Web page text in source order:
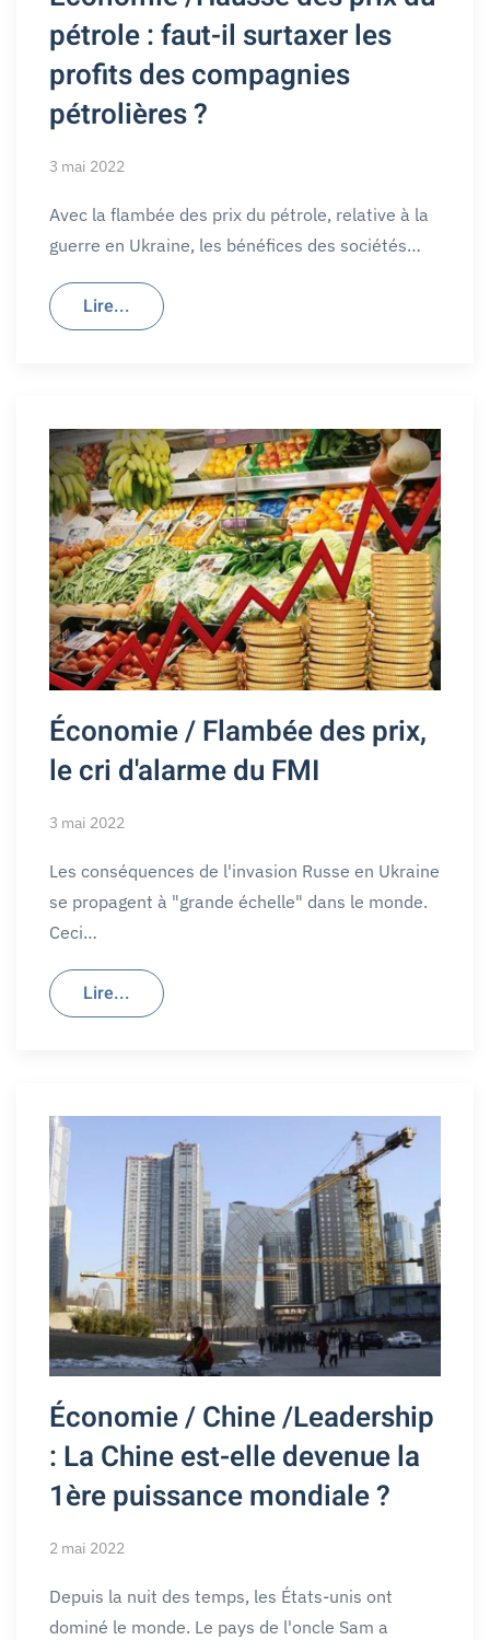
pétrole : faut-il surtaxer les
profits des compagnies
pétrolières ?
3 mai 2022
Avec la flambée des prix du pétrole, relative à la
guerre en Ukraine, les bénéfices des sociétés…
Lire...
Économie / Flambée des prix,
le cri d'alarme du FMI
3 mai 2022
Les conséquences de l'invasion Russe en Ukraine
se propagent à "grande échelle" dans le monde.
Ceci…
Lire...
Économie / Chine /Leadership
: La Chine est-elle devenue la
1ère puissance mondiale ?
2 mai 2022
Depuis la nuit des temps, les États-unis ont
dominé le monde. Le pays de l'oncle Sam a